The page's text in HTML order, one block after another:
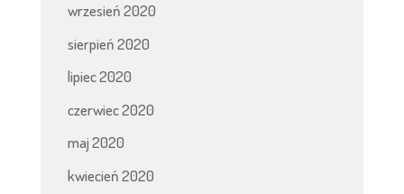
wrzesień 2020
sierpień 2020
lipiec 2020
czerwiec 2020
maj 2020
kwiecień 2020